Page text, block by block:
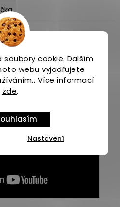
cookie. Dalším
webu vyjadřujete
Více informací
zde.
Nastavení